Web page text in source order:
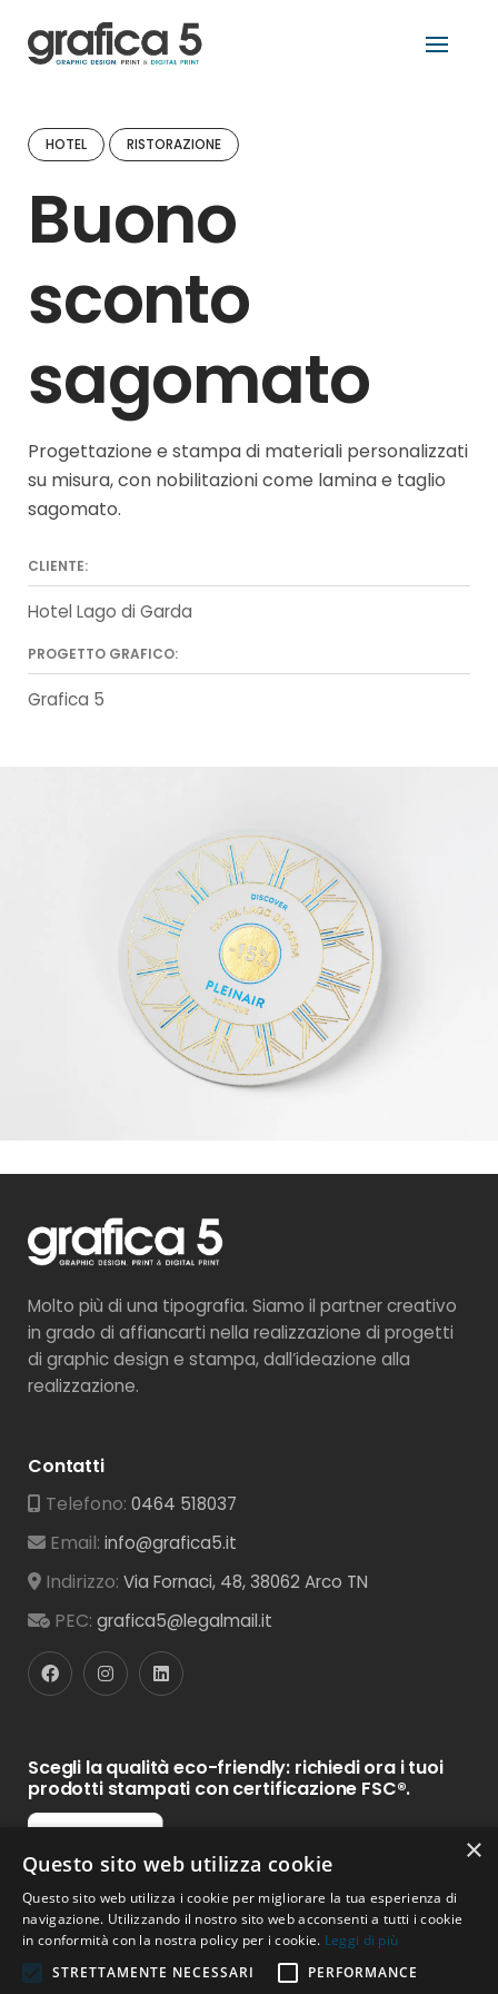
content
HOTEL RISTORAZIONE
Buono
sconto
sagomato
Progettazione e stampa di materiali personalizzati
su misura, con nobilitazioni come lamina e taglio
sagomato.
CLIENTE:
Hotel Lago di Garda
PROGETTO GRAFICO:
Grafica 5
Molto più di una tipografia. Siamo il partner creativo
in grado di affiancarti nella realizzazione di progetti
di graphic design e stampa, dall’ideazione alla
realizzazione.
Contatti
Telefono: 0464 518037
Email: info@grafica5.it
Indirizzo: Via Fornaci, 48, 38062 Arco TN
PEC: grafica5@legalmail.it
Scegli la qualità eco-friendly: richiedi ora i tuoi
prodotti stampati con certificazione FSC®.
×
Questo sito web utilizza cookie
Questo sito web utilizza i cookie per migliorare la tua esperienza di
navigazione. Utilizzando il nostro sito web acconsenti a tutti i cookie
in conformità con la nostra policy per i cookie. Leggi di più
STRETTAMENTE NECESSARI
PERFORMANCE